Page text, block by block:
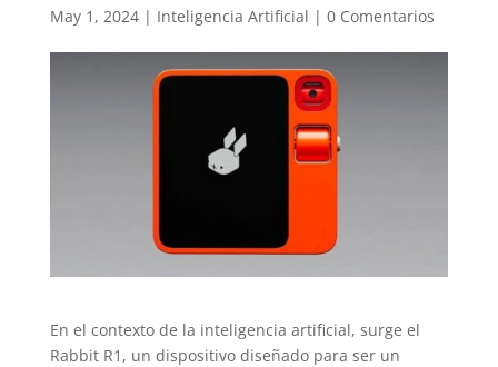
May 1, 2024| Inteligencia Artificial | 0 Comentarios
En el contexto de la inteligencia artificial, surge el
Rabbit R1, un dispositivo diseñado para ser un